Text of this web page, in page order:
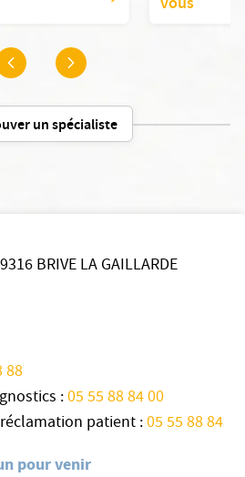
un spécialiste
BRIVE LA GAILLARDE
88
:05 55 88 84 00
patient :05 55 88 84
pour venir